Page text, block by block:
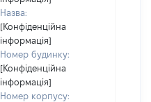
Назва:
[Конфіденційна
інформація]
Номер будинку:
[Конфіденційна
інформація]
Номер корпусу: